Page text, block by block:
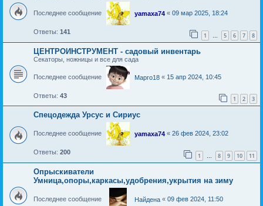
Последнее сообщение yamaxa74 « 09 мар 2025, 18:24
Ответы: 141 1 … 5 6 7 8
ЦЕНТРОИНСТРУМЕНТ - садовый инвентарь
Секаторы, ножницы и все для сада
Последнее сообщение Марго18 « 15 апр 2024, 10:45
Ответы: 43 1 2 3
Спецодежда Урсус и Сириус
Последнее сообщение yamaxa74 « 26 фев 2024, 23:02
Ответы: 200 1 … 8 9 10 11
Опрыскиватели
Умница,опоры,каркасы,удобрения,укрытия на зиму
Последнее сообщение Найдена « 09 фев 2024, 11:50